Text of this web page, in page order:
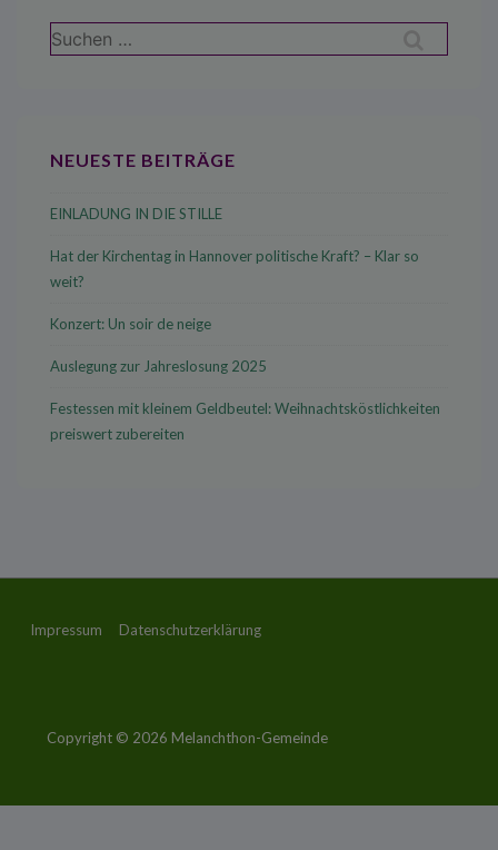
Suchen
nach:
NEUESTE BEITRÄGE
EINLADUNG IN DIE STILLE
Hat der Kirchentag in Hannover politische Kraft? – Klar so
weit?
Konzert: Un soir de neige
Auslegung zur Jahreslosung 2025
Festessen mit kleinem Geldbeutel: Weihnachtsköstlichkeiten
preiswert zubereiten
Footer-
Impressum Datenschutzerklärung
Copyright © 2026 Melanchthon-Gemeinde